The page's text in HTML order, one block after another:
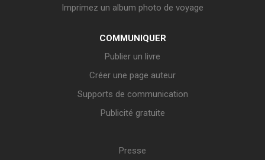
Imprimez un album photo de voyage
COMMUNIQUER
Publier un livre
Créer une page auteur
Supports de communication
Publicité gratuite
Presse